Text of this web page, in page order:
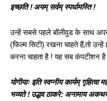
इच्छति ! अयम् सर्वम् स्पर्धामस्ति !
उन्हें सबसे पहले बॉलीवुड के साथ
(फिल्म सिटी) रखना चाहते हैं,तो
करना चाहता है ! यह सब कंपटीशन
योगीयाः इति स्वप्नीय कार्यम्
भव्यते ! उद्धव ठाकरे: अनामाय